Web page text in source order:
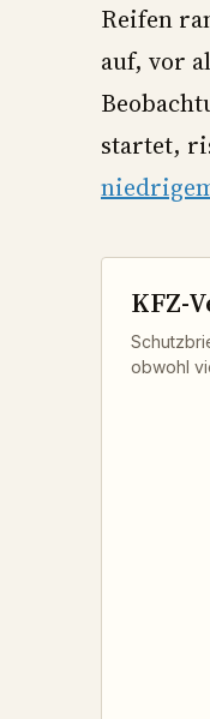
Reifen
auf, vor
startet,
KFZ-
obwohl